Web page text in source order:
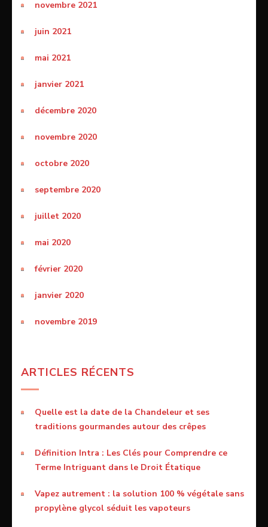
novembre 2021
juin 2021
mai 2021
janvier 2021
décembre 2020
novembre 2020
octobre 2020
septembre 2020
juillet 2020
mai 2020
février 2020
janvier 2020
novembre 2019
ARTICLES RÉCENTS
Quelle est la date de la Chandeleur et ses
traditions gourmandes autour des crêpes
Définition Intra : Les Clés pour Comprendre ce
Terme Intriguant dans le Droit Étatique
Vapez autrement : la solution 100 % végétale sans
propylène glycol séduit les vapoteurs